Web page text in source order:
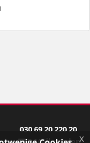
030 69 20 220 20
x